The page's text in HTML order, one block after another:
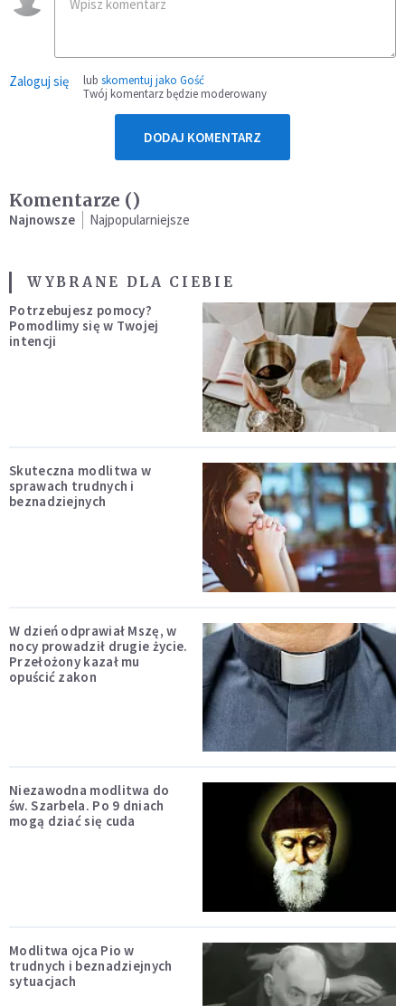
Zaloguj się lub skomentuj jako Gość
Twój komentarz będzie moderowany
DODAJ KOMENTARZ
Komentarze ()
Najnowsze Najpopularniejsze
WYBRANE DLA CIEBIE
Potrzebujesz pomocy?
Pomodlimy się w Twojej
intencji
Skuteczna modlitwa w
sprawach trudnych i
beznadziejnych
W dzień odprawiał Mszę, w
nocy prowadził drugie życie.
Przełożony kazał mu
opuścić zakon
Niezawodna modlitwa do
św. Szarbela. Po 9 dniach
mogą dziać się cuda
Modlitwa ojca Pio w
trudnych i beznadziejnych
sytuacjach